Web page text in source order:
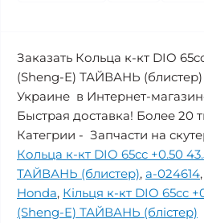
Заказать Кольца к-кт DIO
(Sheng-E) ТАЙВАНЬ (блистер)
Украине в Интернет-
Быстрая доставка! Более 20
Категрии - Запчасти на
Кольца к-кт DIO 65cc +0.50
ТАЙВАНЬ (блистер), a-024614,
Honda, Кільця к-кт DIO 65cc
(Sheng-E) ТАЙВАНЬ (блістер)